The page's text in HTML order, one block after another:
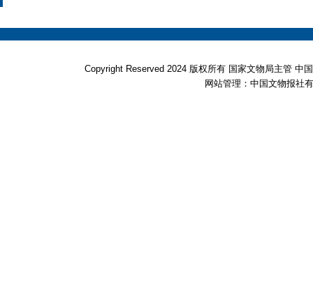
Copyright Reserved 2024 版权所有 国家文物局主管
网站管理：中国文物报社